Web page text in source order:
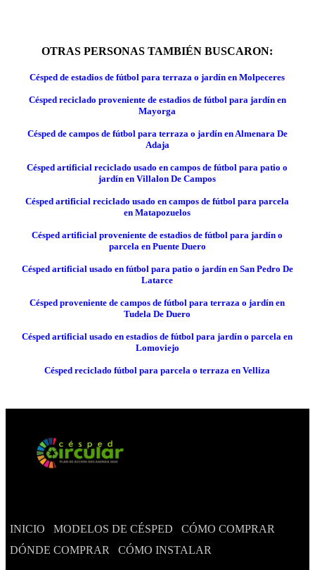
OTRAS PERSONAS TAMBIÉN BUSCARON:
Césped de estadios de fútbol para terraza o jardín en Molpeceres
Césped reciclado proveniente de estadios de fútbol para jardín en
Mayorga
Césped de campos de fútbol para terraza o jardín en Almenara De
Adaja
Césped artificial reciclado usado en campos de fútbol para patio o
jardín en Villalon De Campos
Césped artificial reciclado usado en campos de fútbol para parcela
en Matapozuelos
Césped artificial proveniente de estadios de fútbol para jardín o
parcela en Puente Duero
Césped artificial usado en fútbol para patio o jardín en San Pedro De
Latarce
Césped proveniente de campos de fútbol para terraza o jardín en
Tudela De Duero
Césped artificial usado en estadios de fútbol para jardín o parcela en
Lomoviejo
Césped reciclado fútbol para parcela o terraza en Velliza
INICIO MODELOS DE CÉSPED
CÓMO COMPRAR
DÓNDE COMPRAR
CÓMO INSTALAR